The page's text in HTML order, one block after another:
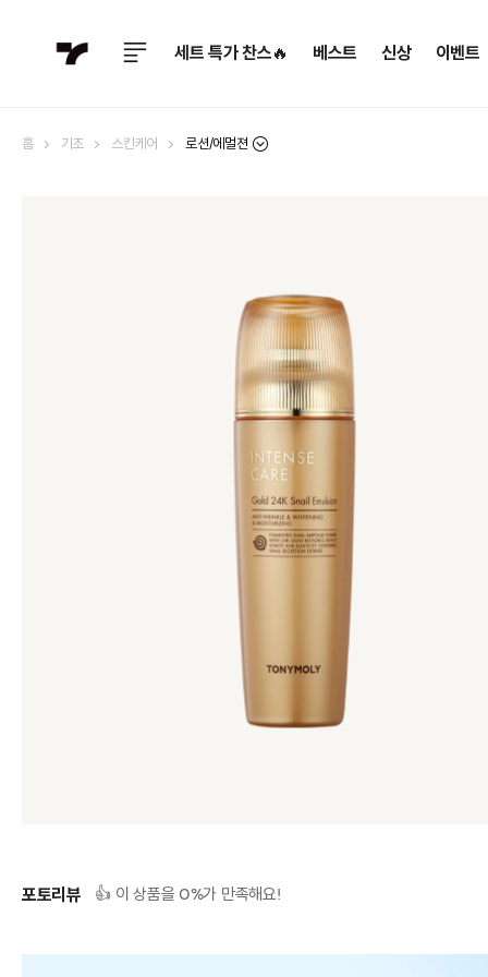
세트 특가 찬스🔥 베스트 신상 이벤트
홈 기초 스킨케어 로션/에멀젼
포토리뷰 👍 이 상품을 0%가 만족해요!